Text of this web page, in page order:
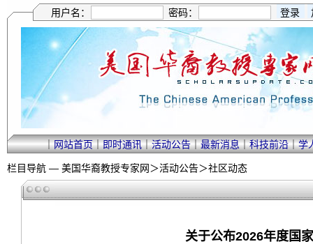
用户名： 密码：
｜网站首页｜即时通讯｜活动公告｜最新消息｜科技前沿｜学
栏目导航 — 美国华裔教授专家网＞活动公告＞社区动态
关于公布2026年度国